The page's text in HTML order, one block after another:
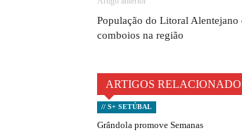
População do Litoral Alentejano
comboios na região
ARTIGOS
// S+ SETÚBAL
Grândola promove Semanas